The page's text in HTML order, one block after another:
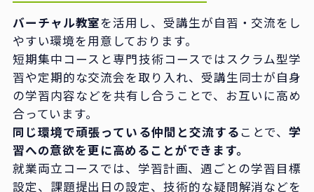
バーチャル教室を活用し、受講生が自習・交流をし
やすい環境を用意しております。
短期集中コースと専門技術コースではスクラム型学
習や定期的な交流会を取り入れ、受講生同士が自身
の学習内容などを共有し合うことで、お互いに高め
合っています。
同じ環境で頑張っている仲間と交流する ことで、学
習への意欲を更に高めることができます。
就業両立コースでは、学習計画、週ごとの学習目標
設定、課題提出日の設定、技術的な疑問解消などを